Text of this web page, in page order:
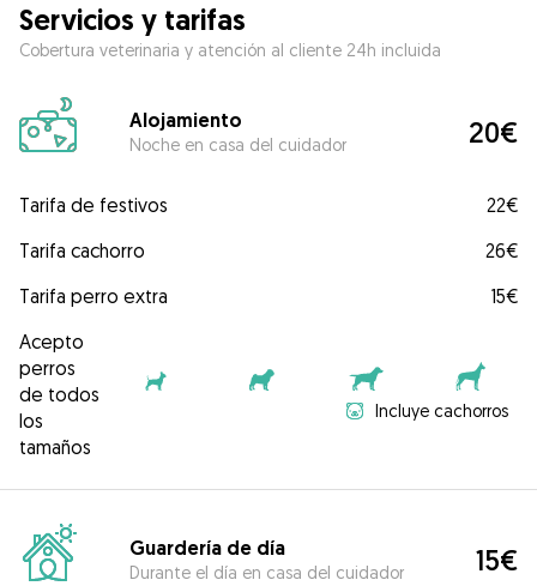
Servicios y tarifas
Cobertura veterinaria y atención al cliente 24h incluida
Alojamiento
Noche en casa del cuidador 20€
Tarifa de festivos
22€
Tarifa cachorro
26€
Tarifa perro extra
15€
Acepto
perros
de todos
los
tamaños
Incluye cachorros
Guardería de día
Durante el día en casa del cuidador 15€